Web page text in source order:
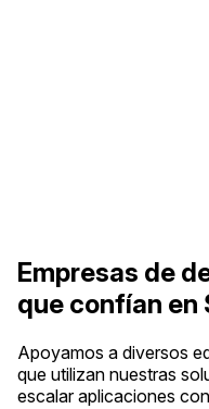
Empresas de
que confían en
Apoyamos a diversos
que utilizan nuestras
escalar aplicaciones